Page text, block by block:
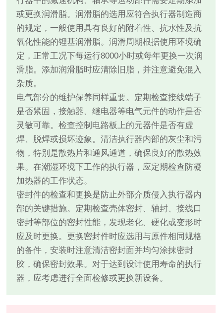
或更换润滑脂。润滑脂的选用应符合执行器制造商
的规定，一般使用具有良好的附着性、抗水性及抗
氧化性能的锂基润滑脂。润滑周期根据使用环境确
定，正常工况下每运行8000小时或每年更换一次润
滑脂。添加润滑脂时应清除旧脂，并注意避免混入
杂质。
电气部分的维护保养同样重要。定期检查接线端子
是否紧固，接触器、继电器等电气元件的动作是否
灵敏可靠。检查控制电路板上的元器件是否有虚
焊、脱焊或损坏迹象。清洁执行器内部的灰尘和污
物，特别是散热片和通风通道，确保良好的散热效
果。在潮湿环境下工作的执行器，应定期检查防凝
加热器的工作状态。
密封件的检查和更换是防止外部介质侵入执行器内
部的关键措施。定期检查壳体密封、轴封、接线口
密封等部位的密封性能，发现老化、硬化或变形时
应及时更换。更换密封件时应选用与原件相同规格
的备件，安装时注意清洁密封面并均匀涂抹密封
胶，确保密封效果。对于达到设计使用寿命的执行
器，应考虑进行全面检修或更换新设备。